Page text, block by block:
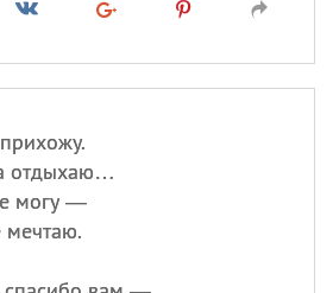
отдыхаю…
могу —
мечтаю.